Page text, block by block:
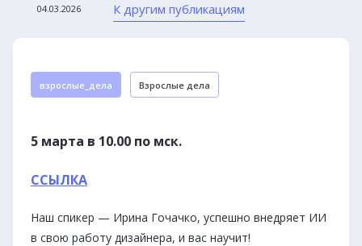
04.03.2026 К другим публикациям
взрослые_дела Взрослые дела
5 марта в 10.00 по мск.
ССЫЛКА
Наш спикер — Ирина Гочачко, успешно внедряет ИИ
в свою работу дизайнера, и вас научит!